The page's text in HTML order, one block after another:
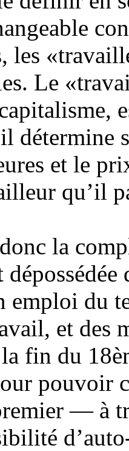
les
Le
détermine
et le
qu’il
la
emploi du
et des
fin du
pouvoir
— à